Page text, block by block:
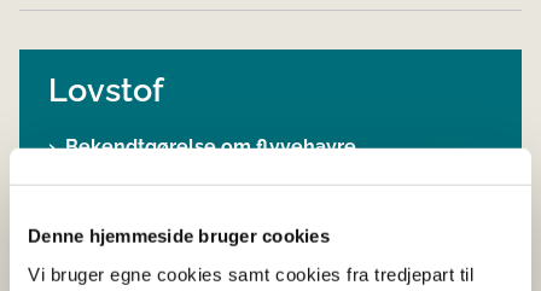
Denne hjemmeside bruger cookies
Vi bruger egne cookies samt cookies fra tredjepart til
Lovstof
Bekendtgørelse om flyvehavre